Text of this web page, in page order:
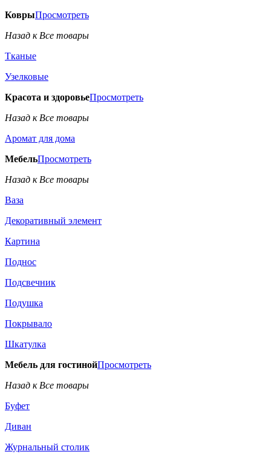
КоврыПросмотреть
Назад к Все товары
Тканые
Узелковые
Красота и здоровьеПросмотреть
Назад к Все товары
Аромат для дома
МебельПросмотреть
Назад к Все товары
Ваза
Декоративный элемент
Картина
Поднос
Подсвечник
Подушка
Покрывало
Шкатулка
Мебель для гостинойПросмотреть
Назад к Все товары
Буфет
Диван
Журнальный столик